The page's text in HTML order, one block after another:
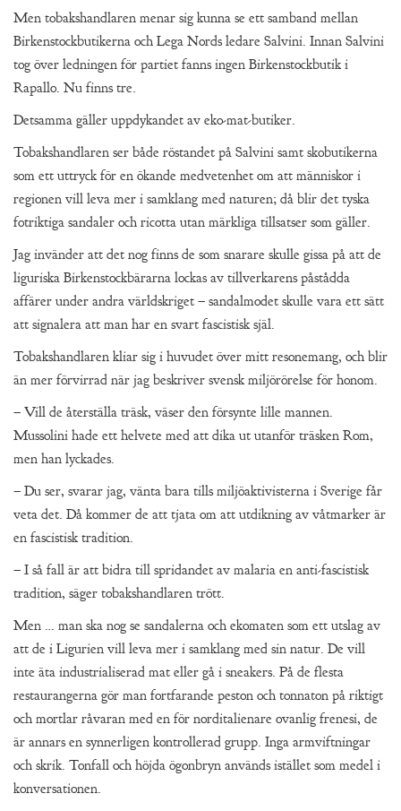
Men tobakshandlaren menar sig kunna se ett samband mellan
Birkenstockbutikerna och Lega Nords ledare Salvini. Innan Salvini
tog över ledningen för partiet fanns ingen Birkenstockbutik i
Rapallo. Nu finns tre.
Detsamma gäller uppdykandet av eko-mat-butiker.
Tobakshandlaren ser både röstandet på Salvini samt skobutikerna
som ett uttryck för en ökande medvetenhet om att människor i
regionen vill leva mer i samklang med naturen; då blir det tyska
fotriktiga sandaler och ricotta utan märkliga tillsatser som gäller.
Jag invänder att det nog finns de som snarare skulle gissa på att de
liguriska Birkenstockbärarna lockas av tillverkarens påstådda
affärer under andra världskriget – sandalmodet skulle vara ett sätt
att signalera att man har en svart fascistisk själ.
Tobakshandlaren kliar sig i huvudet över mitt resonemang, och blir
än mer förvirrad när jag beskriver svensk miljörörelse för honom.
– Vill de återställa träsk, väser den försynte lille mannen.
Mussolini hade ett helvete med att dika ut utanför träsken Rom,
men han lyckades.
– Du ser, svarar jag, vänta bara tills miljöaktivisterna i Sverige får
veta det. Då kommer de att tjata om att utdikning av våtmarker är
en fascistisk tradition.
– I så fall är att bidra till spridandet av malaria en anti-fascistisk
tradition, säger tobakshandlaren trött.
Men … man ska nog se sandalerna och ekomaten som ett utslag av
att de i Ligurien vill leva mer i samklang med sin natur. De vill
inte äta industrialiserad mat eller gå i sneakers. På de flesta
restaurangerna gör man fortfarande peston och tonnaton på riktigt
och mortlar råvaran med en för norditalienare ovanlig frenesi, de
är annars en synnerligen kontrollerad grupp. Inga armviftningar
och skrik. Tonfall och höjda ögonbryn används istället som medel i
konversationen.